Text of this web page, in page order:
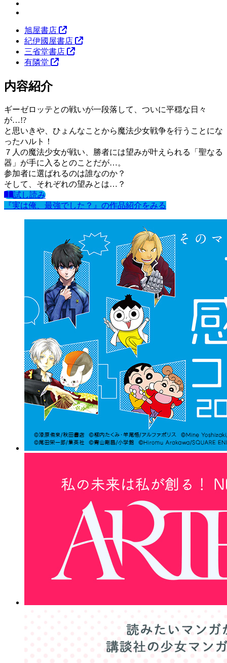
旭屋書店
紀伊國屋書店
三省堂書店
有隣堂
内容紹介
ギーゼロッテとの戦いが一段落して、ついに平穏な日々
が…!?
と思いきや、ひょんなことから魔法少女戦争を行うことにな
ったハルト！
７人の魔法少女が戦い、勝者には望みが叶えられる「聖なる
器」が手に入るとのことだが…。
参加者に選ばれるのは誰なのか？
そして、それぞれの望みとは…？
試し読み
『実は俺、最強でした？』の作品紹介をみる